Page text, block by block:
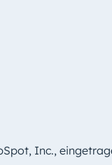
Inc.,